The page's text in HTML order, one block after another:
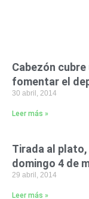
Cabezón
fomentar el
30 abril, 2014
Leer más »
Tirada al
domingo 4 de
29 abril, 2014
Leer más »